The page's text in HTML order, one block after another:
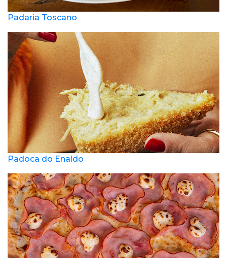
Padaria Toscano
Padoca do Enaldo